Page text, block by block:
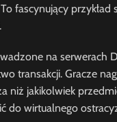
fascynujący
na
transakcji. Gracze
niż jakikolwiek
do wirtualnego